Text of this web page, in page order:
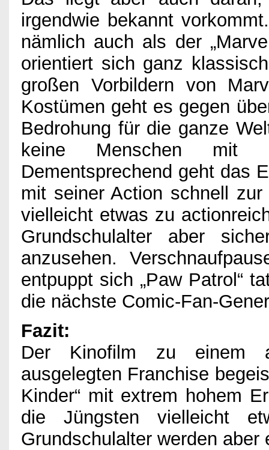
irgendwie bekannt
nämlich auch als der
orientiert sich ganz
großen Vorbildern von
Kostümen geht es gegen
Bedrohung für die ganze
keine Menschen mit
Dementsprechend geht das
mit seiner Action schnell
vielleicht etwas zu
Grundschulalter aber
anzusehen.
entpuppt sich „Paw Patrol“
die nächste Comic-Fan-
Fazit:
Der Kinofilm zu einem
ausgelegten Franchise
Kinder“ mit extrem hohem
die Jüngsten vielleicht
Grundschulalter werden